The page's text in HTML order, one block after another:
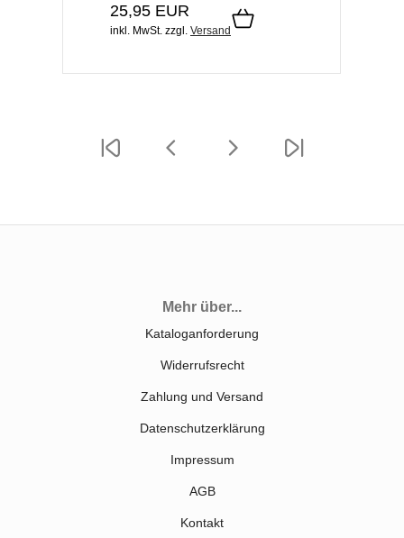
25,95 EUR
inkl. MwSt. zzgl. Versand
Mehr über...
Kataloganforderung
Widerrufsrecht
Zahlung und Versand
Datenschutzerklärung
Impressum
AGB
Kontakt